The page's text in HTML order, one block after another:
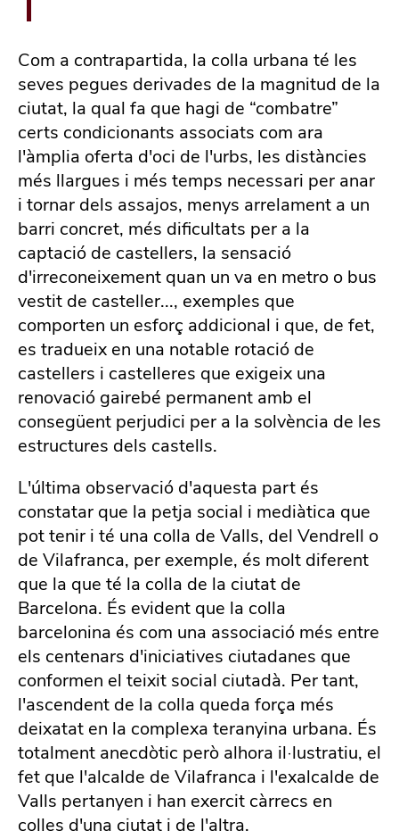
Com a contrapartida, la colla urbana té les
seves pegues derivades de la magnitud de la
ciutat, la qual fa que hagi de “combatre”
certs condicionants associats com ara
l'àmplia oferta d'oci de l'urbs, les distàncies
més llargues i més temps necessari per anar
i tornar dels assajos, menys arrelament a un
barri concret, més dificultats per a la
captació de castellers, la sensació
d'irreconeixement quan un va en metro o bus
vestit de casteller..., exemples que
comporten un esforç addicional i que, de fet,
es tradueix en una notable rotació de
castellers i castelleres que exigeix una
renovació gairebé permanent amb el
consegüent perjudici per a la solvència de les
estructures dels castells.
L'última observació d'aquesta part és
constatar que la petja social i mediàtica que
pot tenir i té una colla de Valls, del Vendrell o
de Vilafranca, per exemple, és molt diferent
que la que té la colla de la ciutat de
Barcelona. És evident que la colla
barcelonina és com una associació més entre
els centenars d'iniciatives ciutadanes que
conformen el teixit social ciutadà. Per tant,
l'ascendent de la colla queda força més
deixatat en la complexa teranyina urbana. És
totalment anecdòtic però alhora il·lustratiu, el
fet que l'alcalde de Vilafranca i l'exalcalde de
Valls pertanyen i han exercit càrrecs en
colles d'una ciutat i de l'altra.